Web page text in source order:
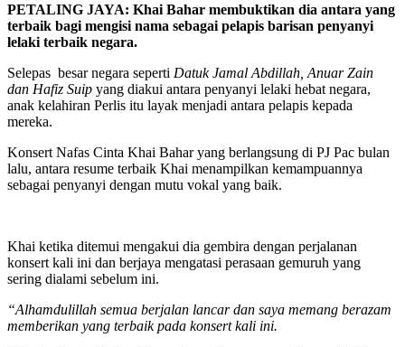
PETALING JAYA: Khai Bahar membuktikan dia antara yang
terbaik bagi mengisi nama sebagai pelapis barisan penyanyi
lelaki terbaik negara.
Selepas besar negara seperti Datuk Jamal Abdillah, Anuar Zain
dan Hafiz Suip yang diakui antara penyanyi lelaki hebat negara,
anak kelahiran Perlis itu layak menjadi antara pelapis kepada
mereka.
Konsert Nafas Cinta Khai Bahar yang berlangsung di PJ Pac bulan
lalu, antara resume terbaik Khai menampilkan kemampuannya
sebagai penyanyi dengan mutu vokal yang baik.
Khai ketika ditemui mengakui dia gembira dengan perjalanan
konsert kali ini dan berjaya mengatasi perasaan gemuruh yang
sering dialami sebelum ini.
“Alhamdulillah semua berjalan lancar dan saya memang berazam
memberikan yang terbaik pada konsert kali ini.